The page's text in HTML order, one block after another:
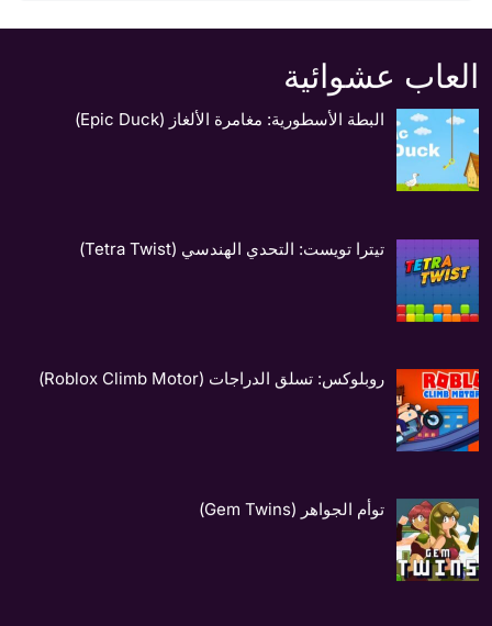
العاب عشوائية
البطة الأسطورية: مغامرة الألغاز (Epic Duck)
تيترا تويست: التحدي الهندسي (Tetra Twist)
روبلوكس: تسلق الدراجات (Roblox Climb Motor)
توأم الجواهر (Gem Twins)